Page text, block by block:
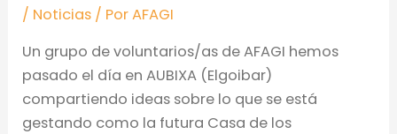
/ Noticias / PorAFAGI
Un grupo de voluntarios/as de AFAGI hemos
pasado el día en AUBIXA (Elgoibar)
compartiendo ideas sobre lo que se está
gestando como la futura Casa de los